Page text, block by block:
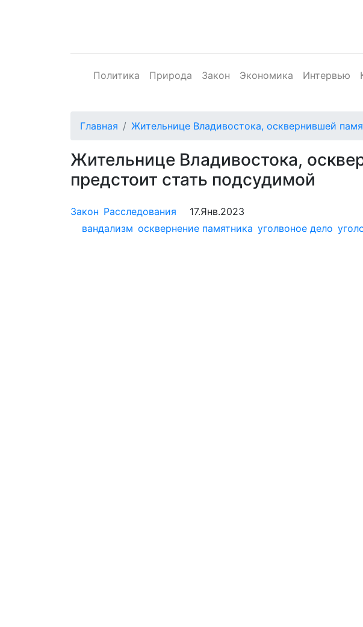
Политика Природа Закон Экономика Интервью
Главная Жительнице Владивостока, осквернившей
Жительнице Владивостока,
предстоит стать подсудимой
Закон Расследования
17.Янв.2023
вандализм осквернение памятника уголвоное дело